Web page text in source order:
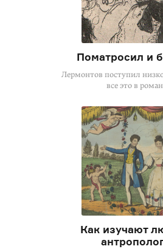
Поматросил и
Лермонтов поступил
все это в
Как изучают